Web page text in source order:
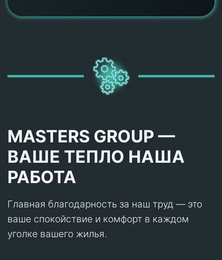
MASTERS GROUP —
ВАШЕ ТЕПЛО НАША
РАБОТА
Главная благодарность за наш труд — это
ваше спокойствие и комфорт в каждом
уголке вашего жилья.